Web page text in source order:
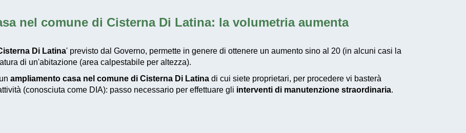
nel comune di Cisterna Di Latina: la volumetria aumenta
Di Latina' previsto dal Governo, permette in genere di ottenere un aumento sino al 20 (in alcuni casi la
di un'abitazione (area calpestabile per altezza).
ampliamento casa nel comune di Cisterna Di Latina di cui siete proprietari, per procedere vi basterà
(conosciuta come DIA): passo necessario per effettuare gli interventi di manutenzione straordinaria.